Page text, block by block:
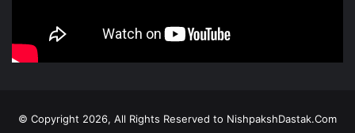
© Copyright 2026, All Rights Reserved to NishpakshDastak.Com